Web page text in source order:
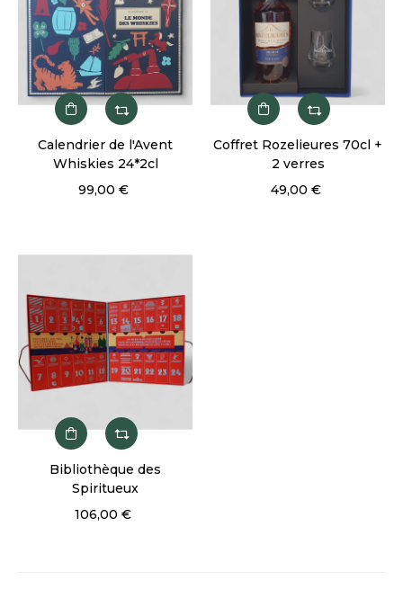
Calendrier de l'Avent
Whiskies 24*2cl
99,00 €
Coffret Rozelieures 70cl +
2 verres
49,00 €
Bibliothèque des
Spiritueux
106,00 €